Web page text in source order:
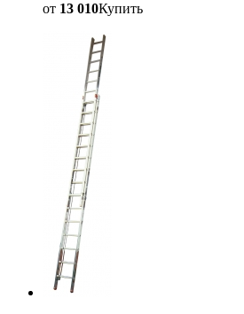
от 13 010Купить